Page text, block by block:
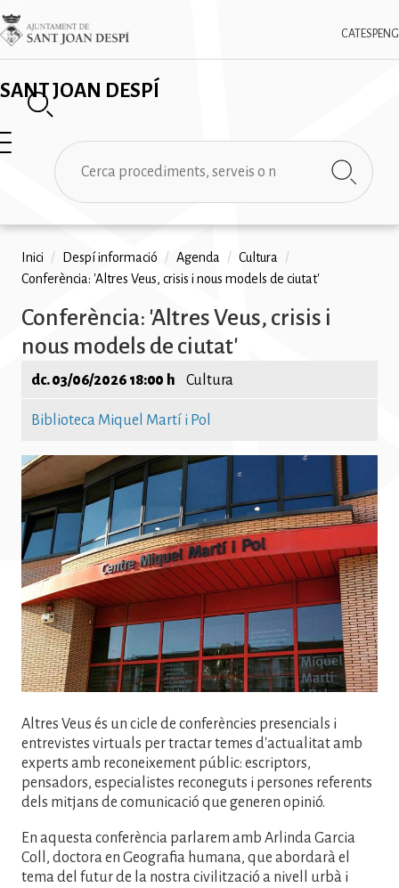
Vés
al
contingut
SANT JOAN DESPÍ
CAT ESPENG
Imatge
✕
Cerca
Fil
d'ariadna
Inici / Despí informació / Agenda / Cultura
/
Conferència: 'Altres Veus, crisis i nous models de ciutat'
Conferència: 'Altres Veus, crisis i
nous models de ciutat'
dc. 03/06/2026 18:00 h Cultura
Biblioteca Miquel Martí i Pol
Altres Veus és un cicle de conferències presencials i
entrevistes virtuals per tractar temes d'actualitat amb
experts amb reconeixement públic: escriptors,
pensadors, especialistes reconeguts i persones referents
dels mitjans de comunicació que generen opinió.
En aquesta conferència parlarem amb Arlinda Garcia
Coll, doctora en Geografia humana, que abordarà el
tema del futur de la nostra civilització a nivell urbà i
Imatge